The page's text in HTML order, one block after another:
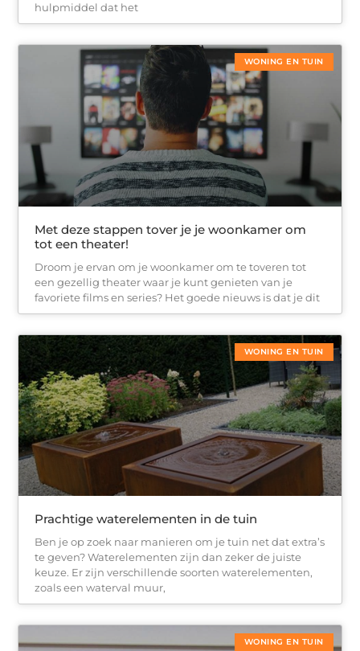
hulpmiddel dat het
WONING EN TUIN
Met deze stappen tover je je woonkamer om
tot een theater!
Droom je ervan om je woonkamer om te toveren tot
een gezellig theater waar je kunt genieten van je
favoriete films en series? Het goede nieuws is dat je dit
WONING EN TUIN
Prachtige waterelementen in de tuin
Ben je op zoek naar manieren om je tuin net dat extra’s
te geven? Waterelementen zijn dan zeker de juiste
keuze. Er zijn verschillende soorten waterelementen,
zoals een waterval muur,
WONING EN TUIN